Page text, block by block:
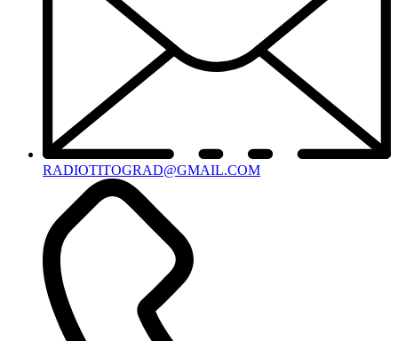
RADIOTITOGRAD@GMAIL.COM